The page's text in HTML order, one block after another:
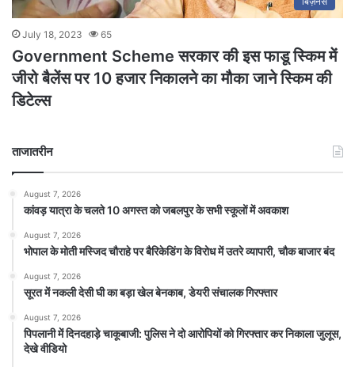
July 18, 2023 65
Government Scheme सरकार की इस फाडू स्किम में
जीरो बैलेंस पर 10 हजार निकालने का मौका जाने स्किम की
डिटेल्स
ताजातरीन
August 7, 2026
कांवड़ यात्रा के चलते 10 अगस्त को जबलपुर के सभी स्कूलों में अवकाश
August 7, 2026
भोपाल के मोती मस्जिद चौराहे पर बैरिकेडिंग के विरोध में उतरे व्यापारी, चौक बाजार बंद
August 7, 2026
सूरत में नकली देसी घी का बड़ा खेल बेनकाब, डेयरी संचालक गिरफ्तार
August 7, 2026
पिपलानी में दिनदहाड़े चाकूबाजी: पुलिस ने दो आरोपियों को गिरफ्तार कर निकाला जुलूस,
देखे वीडियो